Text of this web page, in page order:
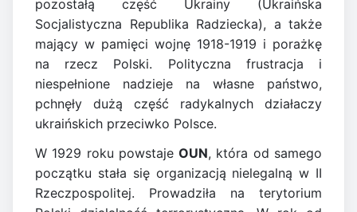
pozostałą część Ukrainy (Ukraińska
Socjalistyczna Republika Radziecka), a także
mający w pamięci wojnę 1918-1919 i porażkę
na rzecz Polski. Polityczna frustracja i
niespełnione nadzieje na własne państwo,
pchnęły dużą część radykalnych działaczy
ukraińskich przeciwko Polsce.
W 1929 roku powstajeOUN, która od samego
początku stała się organizacją nielegalną w II
Rzeczpospolitej. Prowadziła na terytorium